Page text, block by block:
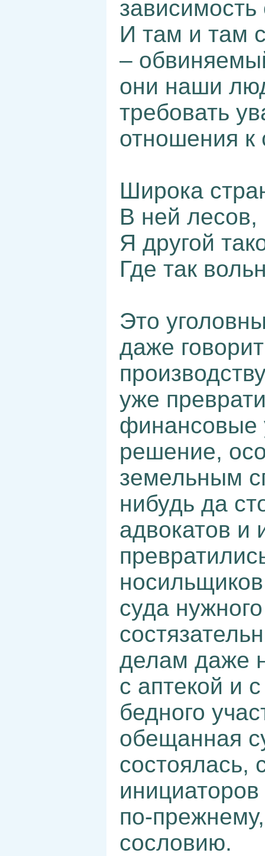
И там и там
–
они наши
требовать
отношения к
Широка
В ней лесов,
Я другой
Где так
Это
даже
уже
финансовые
решение,
земельным
нибудь да
адвокатов и
суда
делам даже
с аптекой и
бедного
обещанная
состоялась,
по-
сословию.